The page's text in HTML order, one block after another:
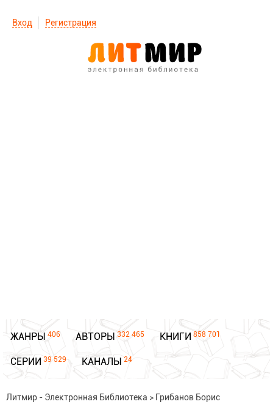
Вход Регистрация
ЖАНРЫ 406 АВТОРЫ 332 465 КНИГИ 858 701
СЕРИИ 39 529 КАНАЛЫ 24
Литмир - Электронная Библиотека > Грибанов Борис